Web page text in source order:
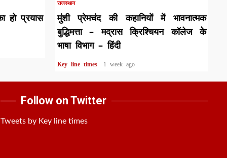
हो प्रयास
राजस्थान
मुंशी प्रेमचंद की कहानियों में भावनात्मक
बुद्धिमत्ता – मद्रास क्रिश्चियन कॉलेज के
भाषा विभाग – हिंदी
Key line times 1 week ago
Follow on Twitter
Tweets by Key line times